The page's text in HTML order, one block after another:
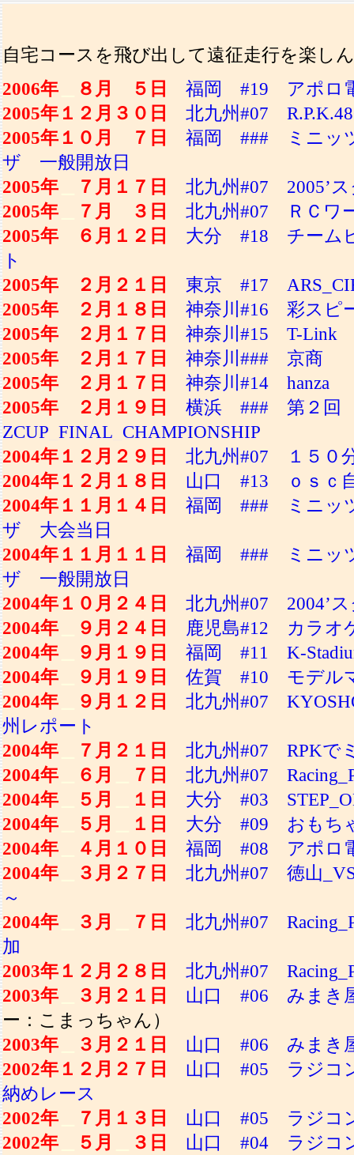
自宅コースを飛び出して遠征走行を楽し
2006年
８月 ５日 福岡 #19 アポロ
2005年１２月３０日
北九州#07
2005年１０月 ７日
福岡 ### ミニッ
ザ 一般開放日
2005年
７月１７日
北九州#07 2005’
2005年
７月 ３日
北九州#07 ＲＣワ
2005年 ６月１２日
大分 #18 チーム
ト
2005年 ２月２１日
東京 #17
2005年 ２月１８日
神奈川#16 彩スピ
2005年 ２月１７日
神奈川#15 T-Link
2005年 ２月１７日
神奈川### 京商
2005年 ２月１７日
神奈川#14 hanza
2005年 ２月１９日
横浜 ### 第２回
ZCUP FINAL CHAMPIONSHIP
2004年１２月２９日
北九州#07 １５０
2004年１２月１８日
山口 #13 ｏｓｃ
2004年１１月１４日
福岡 ### ミニッ
ザ 大会当日
2004年１１月１１日
福岡 ### ミニッ
ザ 一般開放日
2004年１０月２４日
北九州#07 2004’
2004年
９月２４日
鹿児島#12 カラオ
2004年
９月１９日
福岡 #11 K-
2004年
９月１９日
佐賀 #10 モデル
2004年
９月１２日
北九州#07
州レポート
2004年
７月２１日
北九州#07 RPKで
2004年
６月 ７日
北九州#07
2004年
５月 １日 大分 #03
2004年
５月 １日 大分 #09 おもち
2004年
４月１０日 福岡 #08 アポロ
2004年
３月２７日
北九州#07 徳山
～
2004年
３月 ７日
北九州#07
加
2003年１２月２８日
北九州#07
2003年
３月２１日
山口 #06 みまき
ー：こまっちゃん）
2003年
３月２１日
山口 #06 みまき
2002年１２月２７日
山口 #05 ラジコ
納めレース
2002年
７月１３日
山口 #05 ラジコ
2002年
５月 ３日
山口 #04 ラジコ